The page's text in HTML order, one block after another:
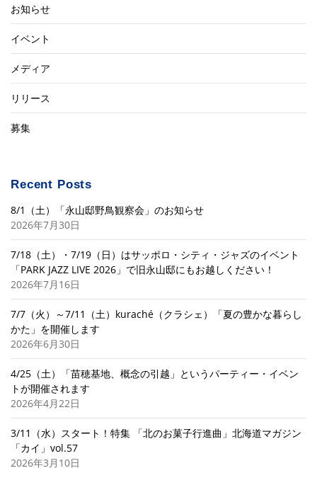
お知らせ
イベント
メディア
リリース
募集
Recent Posts
8/1（土）「永山邸野鳥観察会」のお知らせ
2026年7月30日
7/18（土）・7/19（日）はサッポロ・シティ・ジャズのイベント
「PARK JAZZ LIVE 2026」で旧永山邸にもお越しください！
2026年7月16日
7/7（火）～7/11（土）kuraché（クラシェ）「夏の豊かな暮らし
かた」を開催します
2026年6月30日
4/25（土）「苗穂基地、概念の引越」というパーティー・イベン
トが開催されます
2026年4月22日
3/11（水）スタート！特集 「北のお菓子行進曲」北海道マガジン
「カイ」vol.57
2026年3月10日